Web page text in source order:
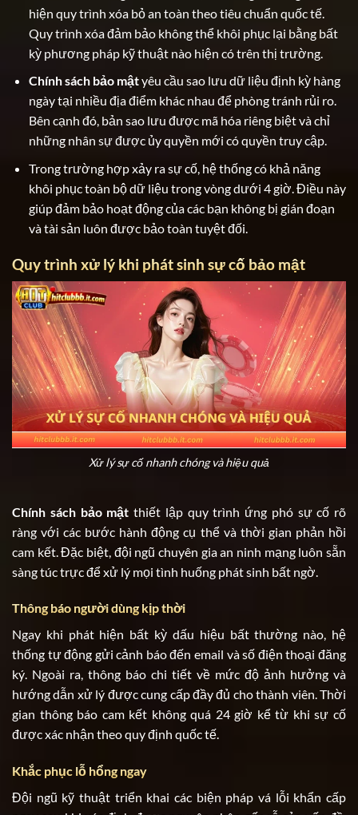
hiện quy trình xóa bỏ an toàn theo tiêu chuẩn quốc tế.
Quy trình xóa đảm bảo không thể khôi phục lại bằng bất
kỳ phương pháp kỹ thuật nào hiện có trên thị trường.
Chính sách bảo mậtyêu cầu sao lưu dữ liệu định kỳ hàng
ngày tại nhiều địa điểm khác nhau để phòng tránh rủi ro.
Bên cạnh đó, bản sao lưu được mã hóa riêng biệt và chỉ
những nhân sự được ủy quyền mới có quyền truy cập.
Trong trường hợp xảy ra sự cố, hệ thống có khả năng
khôi phục toàn bộ dữ liệu trong vòng dưới 4 giờ. Điều này
giúp đảm bảo hoạt động của các bạn không bị gián đoạn
và tài sản luôn được bảo toàn tuyệt đối.
Quy trình xử lý khi phát sinh sự cố bảo mật
Xử lý sự cố nhanh chóng và hiệu quả
Chính sách bảo mật thiết lập quy trình ứng phó sự cố rõ
ràng với các bước hành động cụ thể và thời gian phản hồi
cam kết. Đặc biệt, đội ngũ chuyên gia an ninh mạng luôn sẵn
sàng túc trực để xử lý mọi tình huống phát sinh bất ngờ.
Thông báo người dùng kịp thời
Ngay khi phát hiện bất kỳ dấu hiệu bất thường nào, hệ
thống tự động gửi cảnh báo đến email và số điện thoại đăng
ký. Ngoài ra, thông báo chi tiết về mức độ ảnh hưởng và
hướng dẫn xử lý được cung cấp đầy đủ cho thành viên. Thời
gian thông báo cam kết không quá 24 giờ kể từ khi sự cố
được xác nhận theo quy định quốc tế.
Khắc phục lỗ hổng ngay
Đội ngũ kỹ thuật triển khai các biện pháp vá lỗi khẩn cấp